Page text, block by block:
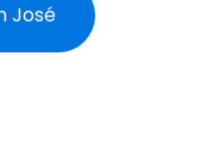
José